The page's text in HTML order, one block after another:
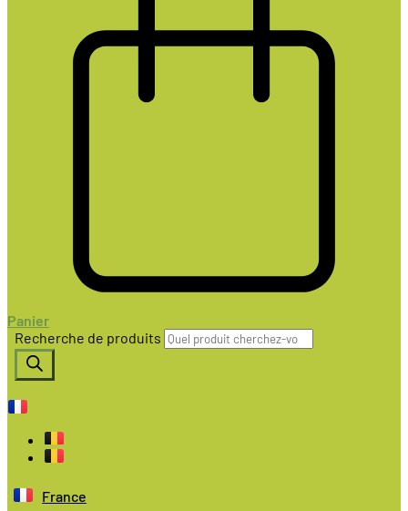
Panier
Recherche de produits
France